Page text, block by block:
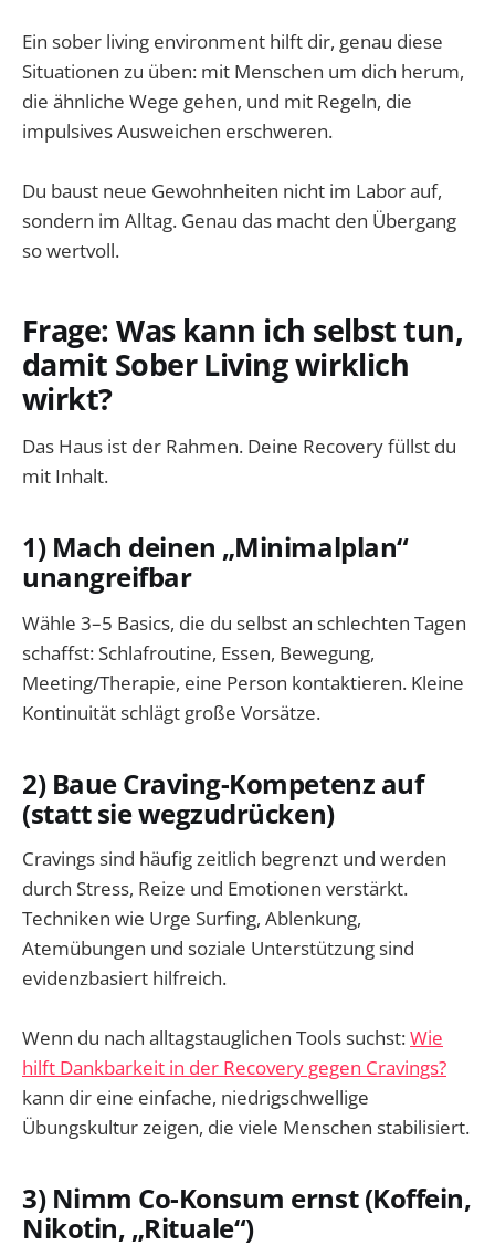
Ein sober living environment hilft dir, genau diese
Situationen zu üben: mit Menschen um dich herum,
die ähnliche Wege gehen, und mit Regeln, die
impulsives Ausweichen erschweren.
Du baust neue Gewohnheiten nicht im Labor auf,
sondern im Alltag. Genau das macht den Übergang
so wertvoll.
Frage: Was kann ich selbst tun,
damit Sober Living wirklich
wirkt?
Das Haus ist der Rahmen. Deine Recovery füllst du
mit Inhalt.
1) Mach deinen „Minimalplan“
unangreifbar
Wähle 3–5 Basics, die du selbst an schlechten Tagen
schaffst: Schlafroutine, Essen, Bewegung,
Meeting/Therapie, eine Person kontaktieren. Kleine
Kontinuität schlägt große Vorsätze.
2) Baue Craving-Kompetenz auf
(statt sie wegzudrücken)
Cravings sind häufig zeitlich begrenzt und werden
durch Stress, Reize und Emotionen verstärkt.
Techniken wie Urge Surfing, Ablenkung,
Atemübungen und soziale Unterstützung sind
evidenzbasiert hilfreich.
Wenn du nach alltagstauglichen Tools suchst:Wie
hilft Dankbarkeit in der Recovery gegen Cravings?
kann dir eine einfache, niedrigschwellige
Übungskultur zeigen, die viele Menschen stabilisiert.
3) Nimm Co-Konsum ernst (Koffein,
Nikotin, „Rituale“)